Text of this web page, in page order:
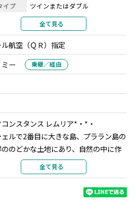
ストラン・バーでのご飲食、スパ
い戻しはできません）
イプ
ツインまたはダブル
2名1室利用
テゴリ
ジュニアスイート
全て見る
航空（ＱＲ）指定
ー 乗継／経由
ンスタンス レムリア*・*・
ルで2番目に大きな島、プララン島の
のどかな土地にあり、自然の中に作
隠れた楽園のようなリゾート。2016年
模な改装を終え、モダンを取り入れた
より、ラグジュアリーと快適さを実現
ます。セイシェル唯一の18ホールのゴ
全て見る